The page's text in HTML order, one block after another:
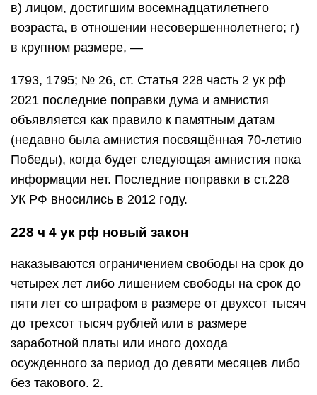
в) лицом, достигшим восемнадцатилетнего
возраста, в отношении несовершеннолетнего; г)
в крупном размере, —
1793, 1795; № 26, ст. Статья 228 часть 2 ук рф
2021 последние поправки дума и амнистия
объявляется как правило к памятным датам
(недавно была амнистия посвящённая 70-летию
Победы), когда будет следующая амнистия пока
информации нет. Последние поправки в ст.228
УК РФ вносились в 2012 году.
228 ч 4 ук рф новый закон
наказываются ограничением свободы на срок до
четырех лет либо лишением свободы на срок до
пяти лет со штрафом в размере от двухсот тысяч
до трехсот тысяч рублей или в размере
заработной платы или иного дохода
осужденного за период до девяти месяцев либо
без такового. 2.